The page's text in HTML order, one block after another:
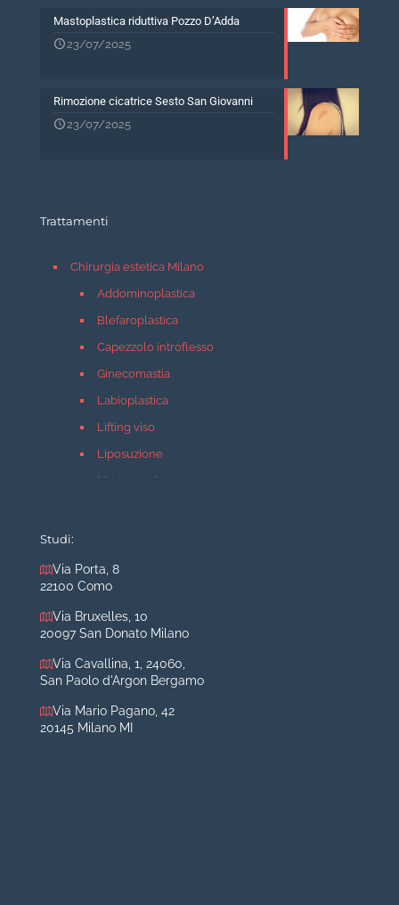
Mastoplastica riduttiva Pozzo D’Adda
23/07/2025
Rimozione cicatrice Sesto San Giovanni
23/07/2025
Trattamenti
Chirurgia estetica Milano
Addominoplastica
Blefaroplastica
Capezzolo introflesso
Ginecomastia
Labioplastica
Lifting viso
Liposuzione
Mastopessi
Rinoplastica
Medicina estetica Milano
Acido ialuronico viso
Aumento labbra
Filler
Studi:
Via Porta, 8
22100 Como
Via Bruxelles, 10
20097 San Donato Milano
Via Cavallina, 1, 24060,
San Paolo d'Argon Bergamo
Via Mario Pagano, 42
20145 Milano MI